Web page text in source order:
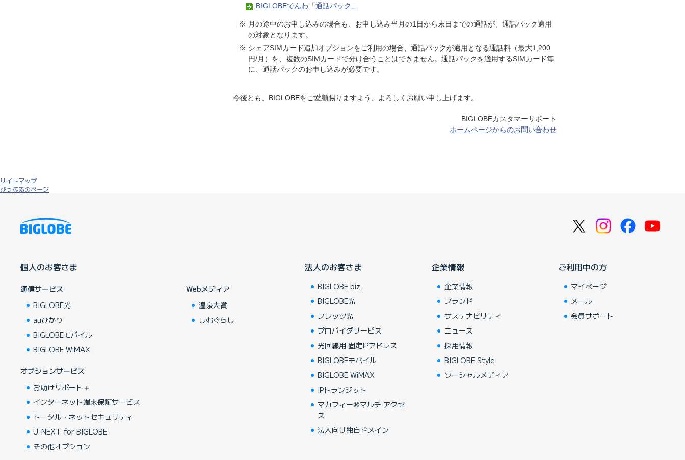
BIGLOBEでんわ「通話パック」
※ 月の途中のお申し込みの場合も、お申し込み当月の1日から末日までの通話が、通話パック適用
の対象となります。
※ シェアSIMカード追加オプションをご利用の場合、通話パックが適用となる通話料（最大1,200
円/月）を、複数のSIMカードで分け合うことはできません。通話パックを適用するSIMカード毎
に、通話パックのお申し込みが必要です。
今後とも、BIGLOBEをご愛顧賜りますよう、よろしくお願い申し上げます。
BIGLOBEカスタマーサポート
ホームページからのお問い合わせ
サイトマップ
びっぷるのページ
個人のお客さま
通信サービス
BIGLOBE光
auひかり
BIGLOBEモバイル
BIGLOBE WiMAX
オプションサービス
お助けサポート＋
インターネット端末保証サービス
トータル・ネットセキュリティ
U-NEXT for BIGLOBE
その他オプション
Webメディア
温泉大賞
しむぐらし
法人のお客さま
BIGLOBE biz.
BIGLOBE光
フレッツ光
プロバイダサービス
光回線用 固定IPアドレス
BIGLOBEモバイル
BIGLOBE WiMAX
IPトランジット
マカフィー®マルチ アクセ
ス
法人向け独自ドメイン
企業情報
企業情報
ブランド
サステナビリティ
ニュース
採用情報
BIGLOBE Style
ソーシャルメディア
ご利用中の方
マイページ
メール
会員サポート